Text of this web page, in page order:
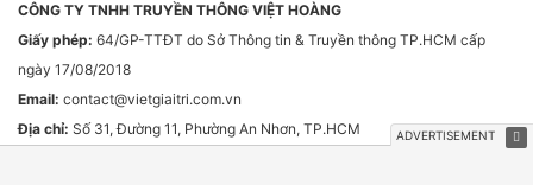
CÔNG TY TNHH TRUYỀN THÔNG VIỆT HOÀNG
Giấy phép: 64/GP-TTĐT do Sở Thông tin & Truyền thông TP.HCM cấp
ngày 17/08/2018
Email: contact@vietgiaitri.com.vn
Địa chỉ: Số 31, Đường 11, Phường An Nhơn, TP.HCM